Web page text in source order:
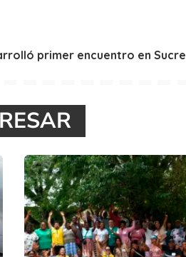
primer encuentro en Sucre